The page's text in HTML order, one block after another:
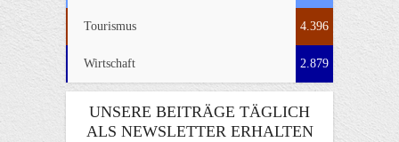
Tourismus 4.396
Wirtschaft 2.879
UNSERE BEITRÄGE TÄGLICH
ALS NEWSLETTER ERHALTEN